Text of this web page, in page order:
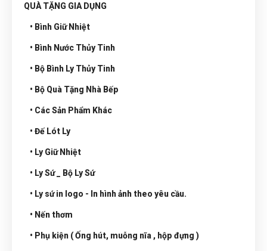
QUÀ TẶNG GIA DỤNG
• Bình Giữ Nhiệt
• Bình Nước Thủy Tinh
• Bộ Bình Ly Thủy Tinh
• Bộ Quà Tặng Nhà Bếp
• Các Sản Phẩm Khác
• Đế Lót Ly
• Ly Giữ Nhiệt
• Ly Sứ _ Bộ Ly Sứ
• Ly sứ in logo - In hình ảnh theo yêu cầu.
• Nến thơm
• Phụ kiện ( Ống hút, muỗng nĩa , hộp đựng )